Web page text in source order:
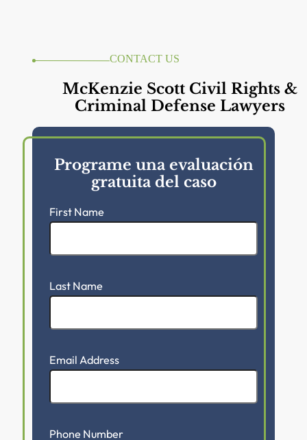
CONTACT US
McKenzie Scott Civil Rights &
Criminal Defense Lawyers
Programe una evaluación
gratuita del caso
First Name
Last Name
Email Address
Phone Number